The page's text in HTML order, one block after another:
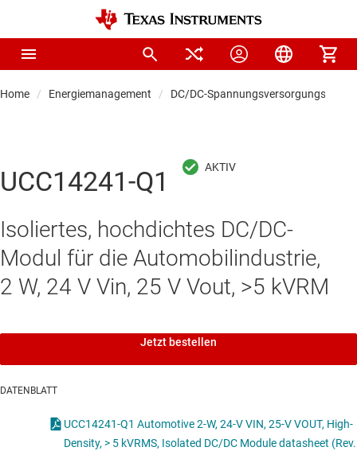
Home Energiemanagement DC/DC-Spannungsversorgungsmodul
UCC14241-Q1
Isoliertes, hochdichtes DC/DC-
Modul für die Automobilindustrie,
2 W, 24 V Vin, 25 V Vout, >5 kVRM
Jetzt bestellen
DATENBLATT
UCC14241-Q1 Automotive 2-W, 24-V VIN, 25-V VOUT, High-
Density, > 5 kVRMS, Isolated DC/DC Module datasheet (Rev.